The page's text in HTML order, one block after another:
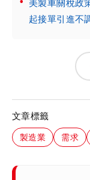
美製車關稅政
起接單引進不
文章標籤
製造業 需求